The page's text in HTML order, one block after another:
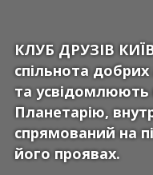
КЛУБ ДРУЗІВ
спільнота
та усвідомлюють
Планетарію,
спрямований на
його проявах.